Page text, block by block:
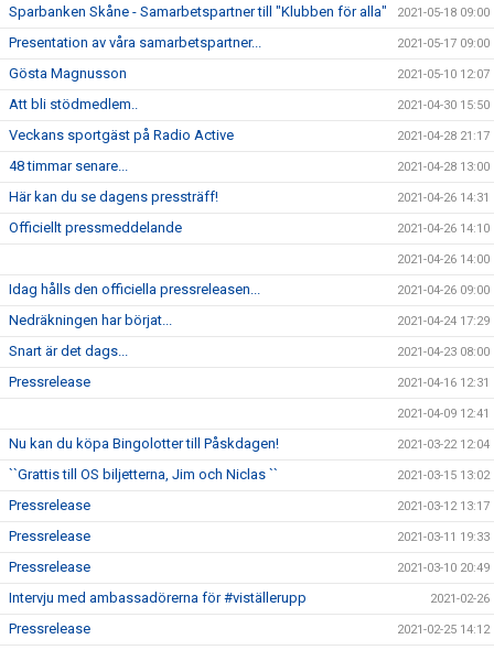
Sparbanken Skåne - Samarbetspartner till "Klubben för alla" 2021-05-18 09:00
Presentation av våra samarbetspartner... 2021-05-17 09:00
Gösta Magnusson 2021-05-10 12:07
Att bli stödmedlem.. 2021-04-30 15:50
Veckans sportgäst på Radio Active 2021-04-28 21:17
48 timmar senare... 2021-04-28 13:00
Här kan du se dagens pressträff! 2021-04-26 14:31
Officiellt pressmeddelande 2021-04-26 14:10
2021-04-26 14:00
Idag hålls den officiella pressreleasen... 2021-04-26 09:00
Nedräkningen har börjat... 2021-04-24 17:29
Snart är det dags... 2021-04-23 08:00
Pressrelease 2021-04-16 12:31
2021-04-09 12:41
Nu kan du köpa Bingolotter till Påskdagen! 2021-03-22 12:04
``Grattis till OS biljetterna, Jim och Niclas `` 2021-03-15 13:02
Pressrelease 2021-03-12 13:17
Pressrelease 2021-03-11 19:33
Pressrelease 2021-03-10 20:49
Intervju med ambassadörerna för #viställerupp 2021-02-26
Pressrelease 2021-02-25 14:12